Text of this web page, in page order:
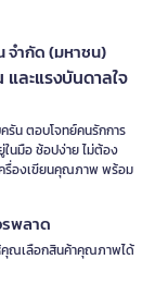
จำกัด (มหาชน)
ละแรงบันดาลใจ
รัน ตอบโจทย์คนรักการ
นมือ ช้อปง่าย ไม่ต้อง
ครื่องเขียนคุณภาพ พร้อม
พลาด
คุณเลือกสินค้าคุณภาพได้